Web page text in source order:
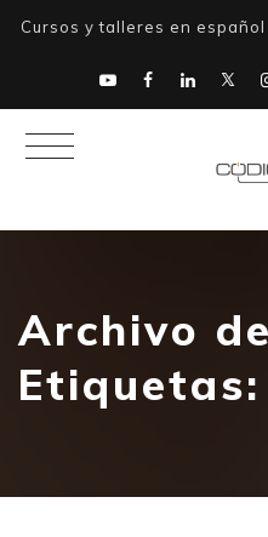
Cursos y talleres en
Archivo de
Etiquetas: